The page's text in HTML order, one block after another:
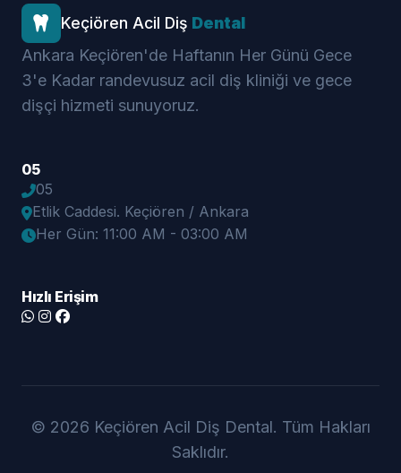
Keçiören Acil Diş Dental
Ankara Keçiören'de Haftanın Her Günü Gece
3'e Kadar randevusuz acil diş kliniği ve gece
dişçi hizmeti sunuyoruz.
05
05
Etlik Caddesi. Keçiören / Ankara
Her Gün: 11:00 AM - 03:00 AM
Hızlı Erişim
© 2026 Keçiören Acil Diş Dental. Tüm Hakları
Saklıdır.